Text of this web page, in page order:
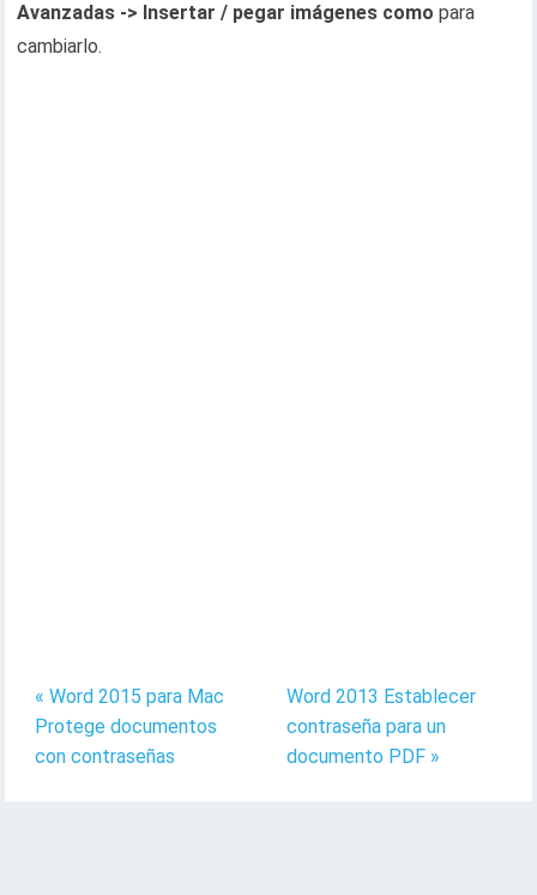
Avanzadas -> Insertar / pegar imágenes como para
cambiarlo.
« Word 2015 para Mac
Protege documentos
con contraseñas
Word 2013 Establecer
contraseña para un
documento PDF »